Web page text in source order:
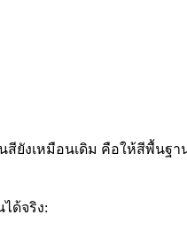
สียังเหมือนเดิม คือให้สีพื้นฐ
ด้จริง: